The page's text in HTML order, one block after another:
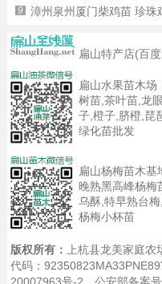
9 漳州泉州厦门柴鸡苗 珍珠
扁山特产店(百
扁山水果苗木场
树苗,茶叶苗,龙
子,橙子,脐橙,琵
绿化苗批发
扁山杨梅苗木基
晚熟黑高峰杨梅
乌酥,特早熟台
杨梅小杯苗
版权所有：上杭县龙美家庭农
代码：